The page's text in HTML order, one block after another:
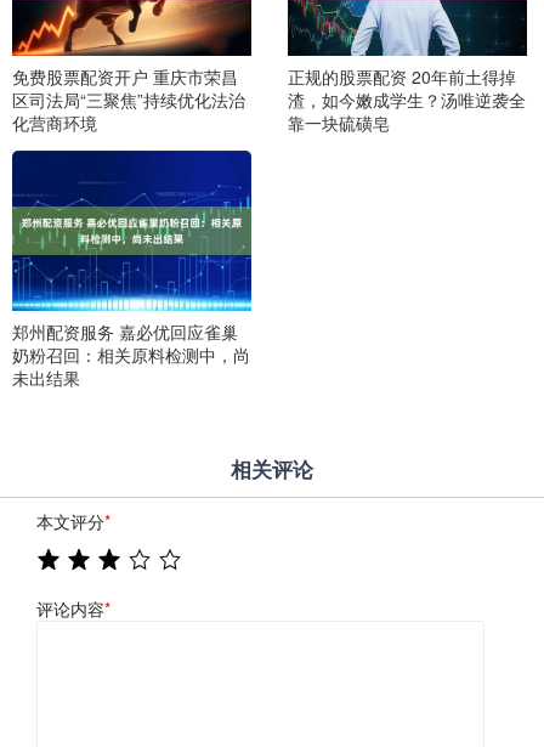
免费股票配资开户 重庆市荣昌
区司法局“三聚焦”持续优化法治
化营商环境
正规的股票配资 20年前土得掉
渣，如今嫩成学生？汤唯逆袭全
靠一块硫磺皂
郑州配资服务 嘉必优回应雀巢
奶粉召回：相关原料检测中，尚
未出结果
相关评论
本文评分*
评论内容*